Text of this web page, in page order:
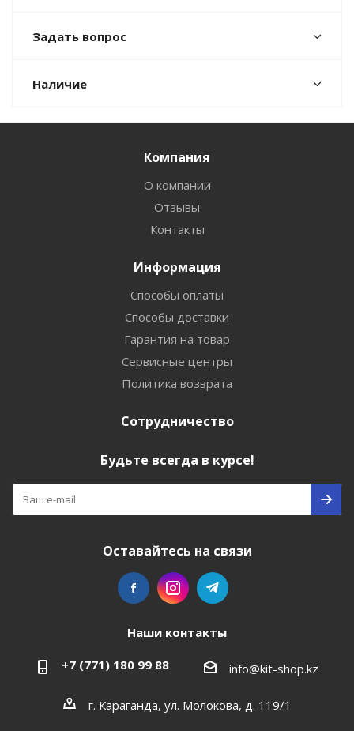
Задать вопрос
Наличие
Компания
О компании
Отзывы
Контакты
Информация
Способы оплаты
Способы доставки
Гарантия на товар
Сервисные центры
Политика возврата
Сотрудничество
Будьте всегда в курсе!
Оставайтесь на связи
Наши контакты
+7 (771) 180 99 88 info@kit-shop.kz
г. Караганда, ул. Молокова, д. 119/1